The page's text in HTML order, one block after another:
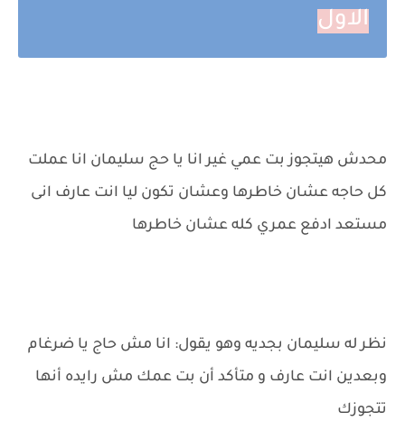
الاول
محدش هيتجوز بت عمي غير انا يا حج سليمان انا عملت
كل حاجه عشان خاطرها وعشان تكون ليا انت عارف انى
مستعد ادفع عمري كله عشان خاطرها
نظر له سليمان بجديه وهو يقول: انا مش حاج يا ضرغام
وبعدين انت عارف و متأكد أن بت عمك مش رايده أنها
تتجوزك